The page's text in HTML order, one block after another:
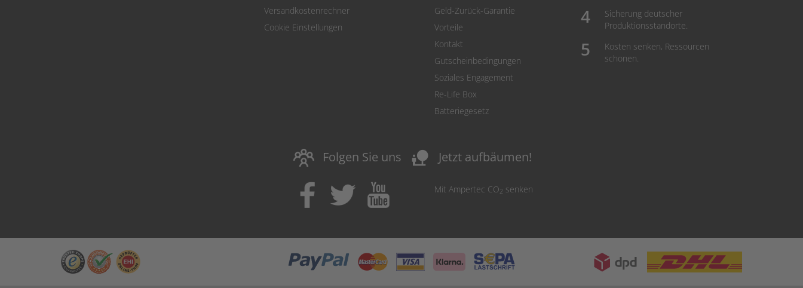
Versandkostenrechner
Cookie Einstellungen
Geld-Zurück-Garantie
Vorteile
Kontakt
Gutscheinbedingungen
Soziales Engagement
Re-Life Box
Batteriegesetz
Sicherung deutscher
Produktionsstandorte.
Kosten senken, Ressourcen
schonen.
Folgen Sie uns nature_people Jetzt aufbäumen!
Mit Ampertec CO2 senken